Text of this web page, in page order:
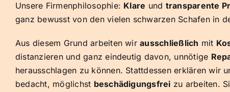
Unsere Firmenphilosophie: Klare und transparente
ganz bewusst von den vielen schwarzen Schafen in
Aus diesem Grund arbeiten wirausschließlich mit
distanzieren und ganz eindeutig davon, unnötige
herausschlagen zu können. Stattdessen erklären wir
bedacht, möglichst beschädigungsfrei zu arbeiten.